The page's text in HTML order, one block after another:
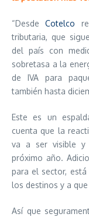
“DesdeCotelco
tributaria, que
del país con
sobretasa a la
de IVA para
también hasta
Este es un
cuenta que la
va a ser visible y
próximo año.
para el sector,
los destinos y a
Así que